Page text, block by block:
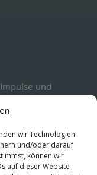
wir Technologien
und/oder darauf
können wir
auf dieser Website
und